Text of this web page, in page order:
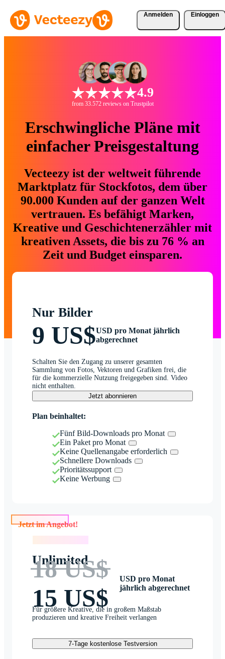
Anmelden Einloggen
4.9
from 33.572 reviews on Trustpilot
Erschwingliche Pläne mit
einfacher Preisgestaltung
Vecteezy ist der weltweit führende
Marktplatz für Stockfotos, dem über
90.000 Kunden auf der ganzen Welt
vertrauen. Es befähigt Marken,
Kreative und Geschichtenerzähler mit
kreativen Assets, die bis zu 76 % an
Zeit und Budget einsparen.
Nur Bilder
9 US$USD pro Monat jährlich
abgerechnet
Schalten Sie den Zugang zu unserer gesamten
Sammlung von Fotos, Vektoren und Grafiken frei, die
für die kommerzielle Nutzung freigegeben sind. Video
nicht enthalten.
Jetzt abonnieren
Plan beinhaltet:
Fünf Bild-Downloads pro Monat
Ein Paket pro Monat
Keine Quellenangabe erforderlich
Schnellere Downloads
Prioritätssupport
Keine Werbung
Jetzt im Angebot!
Unlimited
18 US$
15 US$
USD pro Monat
jährlich abgerechnet
Für größere Kreative, die in großem Maßstab
produzieren und kreative Freiheit verlangen
7-Tage kostenlose Testversion